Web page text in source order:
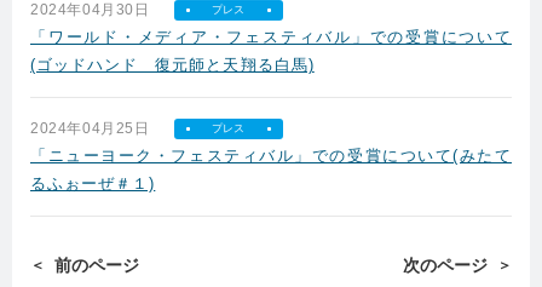
2024年04月30日 プレス
「ワールド・メディア・フェスティバル」での受賞について
(ゴッドハンド 復元師と天翔る白馬)
2024年04月25日 プレス
「ニューヨーク・フェスティバル」での受賞について(みたて
るふぉーぜ＃１)
前のページ 次のページ